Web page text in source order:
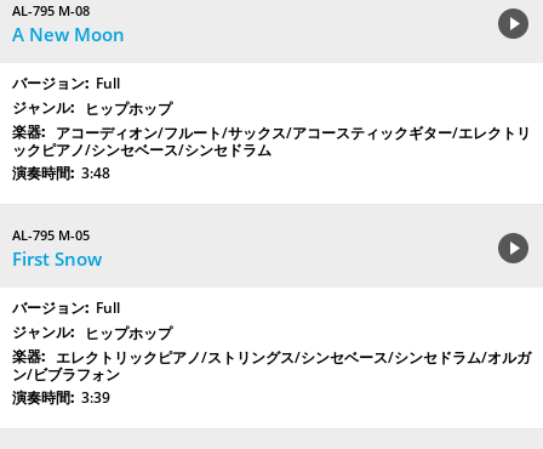
AL-795 M-08
A New Moon
Full
ヒップホップ
アコーディオン/フルート/サックス/アコースティックギター/エレクトリ
ックピアノ/シンセベース/シンセドラム
3:48
AL-795 M-05
First Snow
Full
ヒップホップ
エレクトリックピアノ/ストリングス/シンセベース/シンセドラム/オルガ
ン/ビブラフォン
3:39